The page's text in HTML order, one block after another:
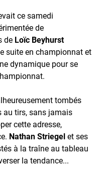
ce samedi
de
de Loïc Beyhurst
suite en championnat et
dynamique pour se
tombés
au tirs, sans jamais
cette adresse,
Nathan Striegelet ses
à la traîne au tableau
la tendance...